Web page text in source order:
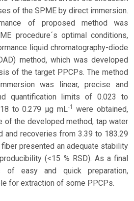
of the SPME by direct immersion.
of proposed method was
procedure´s optimal conditions,
liquid chromatography-diode
method, which was developed
of the target PPCPs. The method
was linear, precise and
quantification limits of 0.023 to
to 0.279 μg mL-1 were obtained,
of the developed method, tap water
and recoveries from 3.39 to 183.29
presented an adequate stability
(<15 % RSD). As a final
easy and quick preparation,
for extraction of some PPCPs.